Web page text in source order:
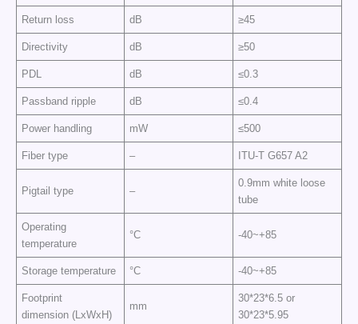
Return loss dB ≥45
Directivity dB ≥50
PDL dB ≤0.3
Passband ripple dB ≤0.4
Power handling mW ≤500
Fiber type – ITU-T G657 A2
Pigtail type –
0.9mm white loose
tube
Operating
temperature
°C -40~+85
Storage temperature °C -40~+85
Footprint
dimension (LxWxH)
mm
30*23*6.5 or
30*23*5.95